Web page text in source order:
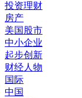
投资理财
房产
美国股市
中小企业
起步创新
财经人物
国际
中国